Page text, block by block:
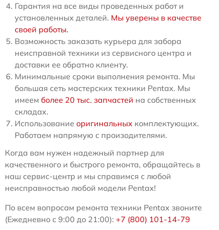
Гарантия на все виды проведенных работ и
установленных деталей. Мы уверены в качестве
своей работы.
Возможность заказать курьера для забора
неисправной техники из сервисного центра и
доставки ее обратно клиенту.
Минимальные сроки выполнения ремонта. Мы
большая сеть мастерских техники Pentax. Мы
имеем более 20 тыс. запчастей на собственных
складах.
Использование оригинальных комплектующих.
Работаем напрямую с произодителями.
Когда вам нужен надежный партнер для
качественного и быстрого ремонта, обращайтесь в
наш сервис-центр и мы справимся с любой
неисправностью любой модели Pentax!
По всем вопросам ремонта техники Pentax звоните
(Ежедневно с 9:00 до 21:00): +7 (800) 101-14-79